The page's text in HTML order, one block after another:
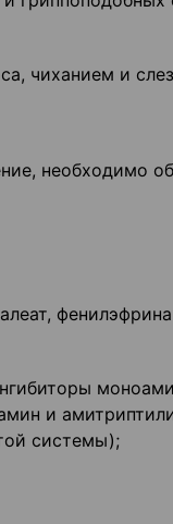
чиханием и
необходимо
и
системы);